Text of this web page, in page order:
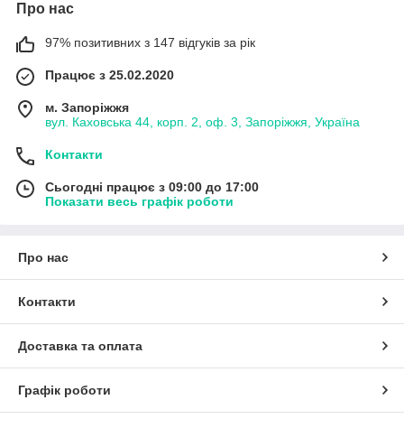
Про нас
97% позитивних з 147 відгуків за рік
Працює з 25.02.2020
м. Запоріжжя
вул. Каховська 44, корп. 2, оф. 3, Запоріжжя, Україна
Контакти
Сьогодні працює з 09:00 до 17:00
Показати весь графік роботи
Про нас
Контакти
Доставка та оплата
Графік роботи